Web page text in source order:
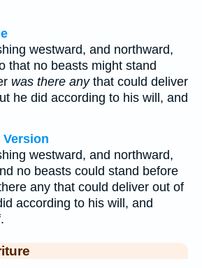
westward, and northward,
that no beasts might stand
was there anythat could deliver
he did according to his will, and
westward, and northward,
no beasts could stand before
any that could deliver out of
according to his will, and